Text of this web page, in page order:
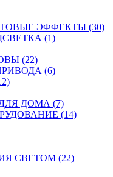
ЭФФЕКТЫ (30)
(1)
(22)
(6)
ДОМА (7)
(14)
СВЕТОМ (22)